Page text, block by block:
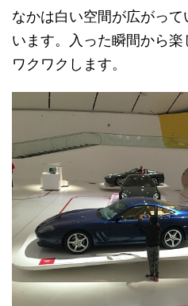
なかは白い空間が広がっ
います。入った瞬間から
ワクワクします。